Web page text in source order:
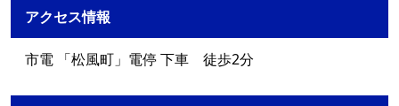
アクセス情報
市電 「松風町」電停 下車 徒歩2分